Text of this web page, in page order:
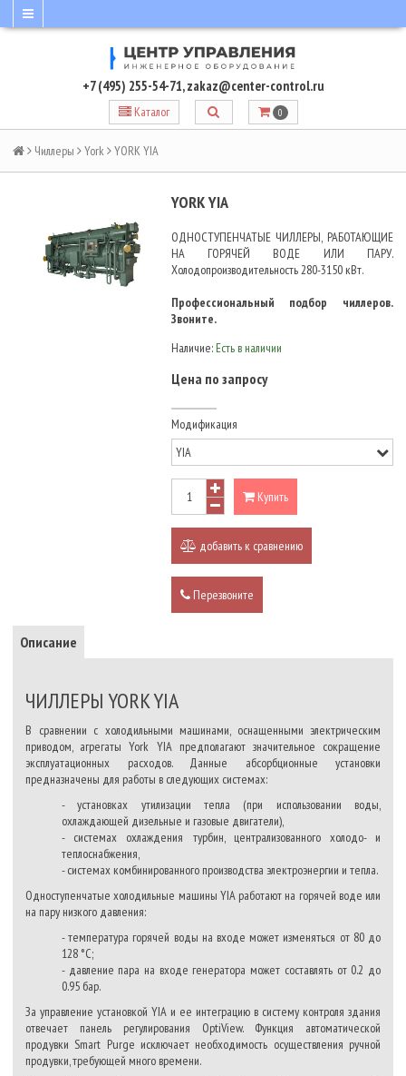
+7 (495) 255-54-71,zakaz@center-control.ru
Каталог 0
Чиллеры York YORK YIA
YORK YIA
ОДНОСТУПЕНЧАТЫЕ ЧИЛЛЕРЫ, РАБОТАЮЩИЕ
НА ГОРЯЧЕЙ ВОДЕ ИЛИ ПАРУ.
Холодопроизводительность 280-3150 кВт.
Профессиональный подбор чиллеров.
Звоните.
Наличие: Есть в наличии
Цена по запросу
Модификация
Купить
добавить к сравнению
Перезвоните
Описание
ЧИЛЛЕРЫ YORK YIA
В сравнении с холодильными машинами, оснащенными электрическим
приводом, агрегаты York YIA предполагают значительное сокращение
эксплуатационных расходов. Данные абсорбционные установки
предназначены для работы в следующих системах:
- установках утилизации тепла (при использовании воды,
охлаждающей дизельные и газовые двигатели),
- системах охлаждения турбин, централизованного холодо- и
теплоснабжения,
- системах комбинированного производства электроэнергии и тепла.
Одноступенчатые холодильные машины YIA работают на горячей воде или
на пару низкого давления:
- температура горячей воды на входе может изменяться от 80 до
128 °C;
- давление пара на входе генератора может составлять от 0.2 до
0.95 бар.
За управление установкой YIA и ее интеграцию в систему контроля здания
отвечает панель регулирования OptiView. Функция автоматической
продувки Smart Purge исключает необходимость осуществления ручной
продувки, требующей много времени.